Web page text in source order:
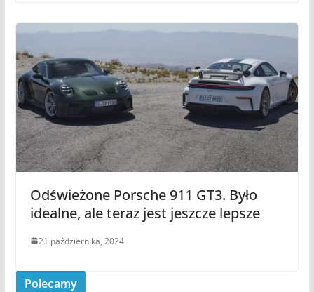
Odświeżone Porsche 911 GT3. Było
idealne, ale teraz jest jeszcze lepsze
21 października, 2024
Polecamy